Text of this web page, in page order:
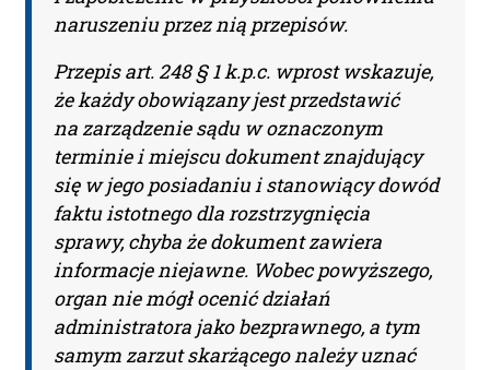
dostępne jest wpolityce prywatności.
Przeczytałem/am i akceptuję
regulamin.
naruszeniu przez nią przepisów.
Przepis art. 248 § 1 k.p.c. wprost wskazuje,
że każdy obowiązany jest przedstawić
na zarządzenie sądu w oznaczonym
terminie i miejscu dokument znajdujący
się w jego posiadaniu i stanowiący dowód
faktu istotnego dla rozstrzygnięcia
sprawy, chyba że dokument zawiera
informacje niejawne. Wobec powyższego,
organ nie mógł ocenić działań
administratora jako bezprawnego, a tym
samym zarzut skarżącego należy uznać